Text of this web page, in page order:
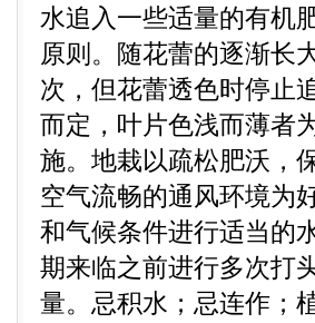
水追入一些适量的有机
原则。随花蕾的逐渐长
次，但花蕾透色时停止
而定，叶片色浅而薄者
施。地栽以疏松肥沃，
空气流畅的通风环境为
和气候条件进行适当的
期来临之前进行多次打
量。忌积水；忌连作；